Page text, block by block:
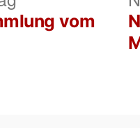
Beitrag:vom